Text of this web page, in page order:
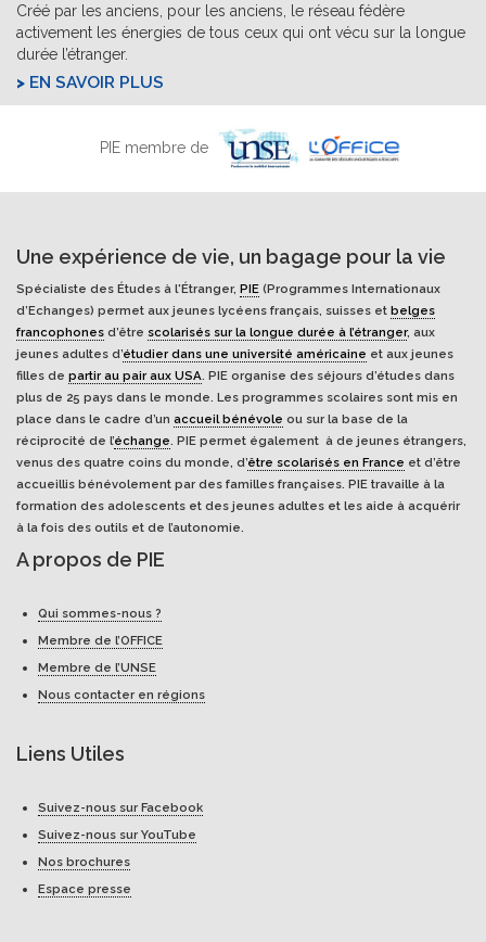
Créé par les anciens, pour les anciens, le réseau fédère
activement les énergies de tous ceux qui ont vécu sur la longue
durée l’étranger.
EN SAVOIR PLUS
PIE membre de
Une expérience de vie, un bagage pour la vie
Spécialiste des Études à l'Étranger, PIE (Programmes Internationaux
d’Echanges) permet aux jeunes lycéens français, suisses et belges
francophones d’être scolarisés sur la longue durée à l’étranger, aux
jeunes adultes d’étudier dans une université américaine et aux jeunes
filles de partir au pair aux USA. PIE organise des séjours d’études dans
plus de 25 pays dans le monde. Les programmes scolaires sont mis en
place dans le cadre d’un accueil bénévole ou sur la base de la
réciprocité de l’échange. PIE permet également à de jeunes étrangers,
venus des quatre coins du monde, d’être scolarisés en France et d’être
accueillis bénévolement par des familles françaises. PIE travaille à la
formation des adolescents et des jeunes adultes et les aide à acquérir
à la fois des outils et de l’autonomie.
A propos de PIE
Qui sommes-nous ?
Membre de l’OFFICE
Membre de l’UNSE
Nous contacter en régions
Liens Utiles
Suivez-nous sur Facebook
Suivez-nous sur YouTube
Nos brochures
Espace presse